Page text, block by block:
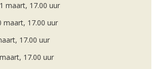
maart, 17.00 uur
maart, 17.00 uur
17.00 uur
17.00 uur